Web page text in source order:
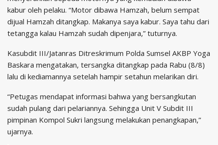
kabur oleh pelaku. “Motor dibawa Hamzah, belum sempat
dijual Hamzah ditangkap. Makanya saya kabur. Saya tahu dari
tetangga kalau Hamzah sudah dipenjara,” tuturnya.
Kasubdit III/Jatanras Ditreskrimum Polda Sumsel AKBP Yoga
Baskara mengatakan, tersangka ditangkap pada Rabu (8/8)
lalu di kediamannya setelah hampir setahun melarikan diri.
“Petugas mendapat informasi bahwa yang bersangkutan
sudah pulang dari pelariannya. Sehingga Unit V Subdit III
pimpinan Kompol Sukri langsung melakukan penangkapan,”
ujarnya.